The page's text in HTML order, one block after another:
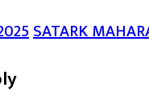
SATARK